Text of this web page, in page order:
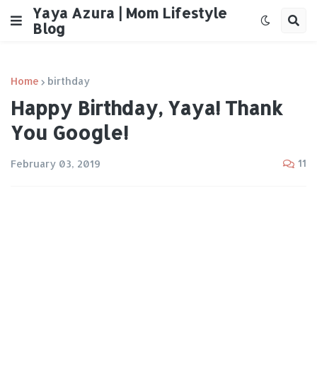
Yaya Azura | Mom Lifestyle
Blog
Home birthday
Happy Birthday, Yaya! Thank
You Google!
February 03, 2019 11